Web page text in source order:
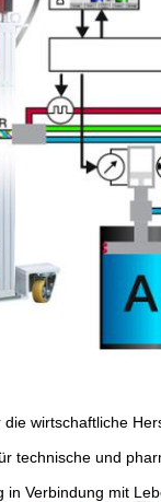
wirtschaftliche
technische und
Verbindung mit